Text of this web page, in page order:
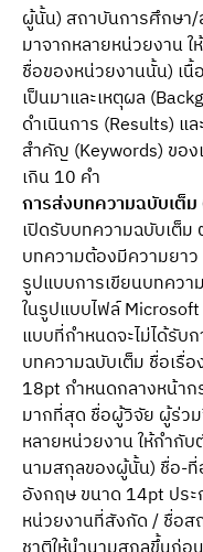
ผู้นั้น) สถาบันการศึกษา
มาจากหลายหน่วยงาน ใ
ชื่อของหน่วยงานนั้น) เ
เป็นมาและเหตุผล
ดำเนินการ (Results) แ
สำคัญ (Keywords) ของ
เกิน 10 คำ
การส่งบทความฉบับเต็
เปิดรับบทความฉบับเต็
บทความต้องมีความยา
รูปแบบการเขียนบทคว
ในรูปแบบไฟล์
แบบที่กำหนดจะไม่ได้รับ
บทความฉบับเต็ม ชื่อเรื่
18pt กำหนดกลางหน้าก
มากที่สุด ชื่อผู้วิจัย ผู้ร่ว
หลายหน่วยงาน ให้กำกับ
นามสกุลของผู้นั้น) ชื่อ-ที่
อังกฤษ ขนาด 14pt ปร
หน่วยงานที่สังกัด / ชื่อส